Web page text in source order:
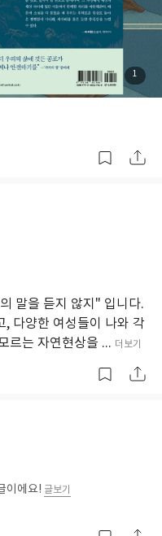
1
말을 듣지 않지" 입니다.
, 다양한 여성들이 나와 각
르는 자연현상을 ... 더보기
이에요! 글보기